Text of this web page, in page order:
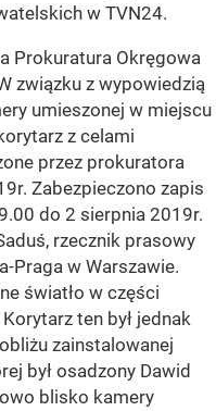
w TVN24.
Prokuratura Okręgowa
związku z wypowiedzią
umieszonej w miejscu
z celami
przez prokuratora
Zabezpieczono zapis
do 2 sierpnia 2019r.
rzecznik prasowy
Praga w Warszawie.
światło w części
ten był jednak
zainstalowanej
był osadzony Dawid
blisko kamery